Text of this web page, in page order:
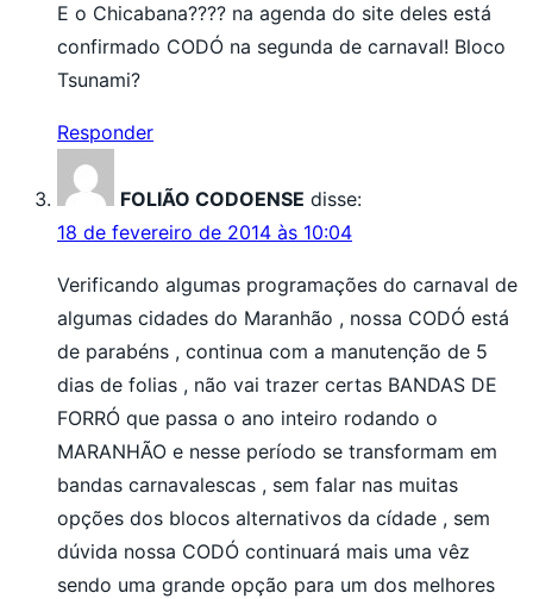
E o Chicabana???? na agenda do site deles está
confirmado CODÓ na segunda de carnaval! Bloco
Tsunami?
Responder
FOLIÃO CODOENSE disse:
18 de fevereiro de 2014 às 10:04
Verificando algumas programações do carnaval de
algumas cidades do Maranhão , nossa CODÓ está
de parabéns , continua com a manutenção de 5
dias de folias , não vai trazer certas BANDAS DE
FORRÓ que passa o ano inteiro rodando o
MARANHÃO e nesse período se transformam em
bandas carnavalescas , sem falar nas muitas
opções dos blocos alternativos da cídade , sem
dúvida nossa CODÓ continuará mais uma vêz
sendo uma grande opção para um dos melhores